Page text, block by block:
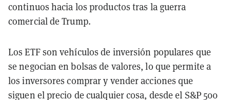
continuos hacia los productos tras la guerra
comercial de Trump.
Los ETF son vehículos de inversión populares que
se negocian en bolsas de valores, lo que permite a
los inversores comprar y vender acciones que
siguen el precio de cualquier cosa, desde el S&P 500